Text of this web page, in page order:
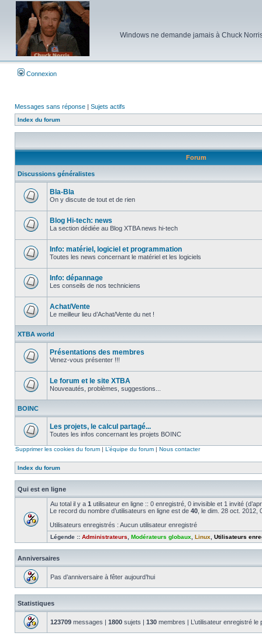
Windows ne demande jamais à Chuck
Connexion
Messages sans réponse | Sujets actifs
Index du forum
Forum
Discussions généralistes
message
non
Bla-Bla
On y discute de tout et de rien
message
non
Blog Hi-tech: news
La section dédiée au Blog XTBA news hi-tech
message
non
Info: matériel, logiciel et programmation
Toutes les news concernant le matériel et les logiciels
message
non
Info: dépannage
Les conseils de nos techniciens
message
non
lu
Achat/Vente
Le meilleur lieu d’Achat/Vente du net !
XTBA world
message
non
Présentations des membres
Venez-vous présenter !!!
message
lu
Le forum et le site XTBA
Nouveautés, problèmes, suggestions...
BOINC
message
Les projets, le calcul partagé...
Toutes les infos concernant les projets BOINC
Supprimer les cookies du forum | L’équipe du forum | Nous contacter
Index du forum
Qui est en ligne
Au total il y a 1 utilisateur en ligne :: 0 enregistré, 0 invisible et 1 invité
Le record du nombre d’utilisateurs en ligne est de 40 , le dim. 28 oct. 2012,
Utilisateurs enregistrés : Aucun utilisateur enregistré
Légende :: Administrateurs Modérateurs globaux Linux Utilisateurs
Anniversaires
Pas d’anniversaire à fêter aujourd’hui
Statistiques
123709 messages | 1800 sujets | 130 membres | L’utilisateur enregistré